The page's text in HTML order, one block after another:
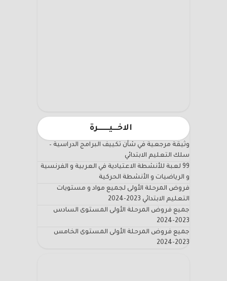
الاخـــيـــــــرة
وثيقة مرجعية في شأن تكييف البرامج الدراسية –
سلك التعليم الابتدائي
99 لعبة للأنشطة الاعتيادية في العربية و الفرنسية
و الرياضيات و الأنشطة الحركية
فروض المرحلة الأولى لجميع مواد و مستويات
التعليم الابتدائي 2023-2024
جميع فروض المرحلة الأولى المستوى السادس
2023-2024
جميع فروض المرحلة الأولى المستوى الخامس
2023-2024